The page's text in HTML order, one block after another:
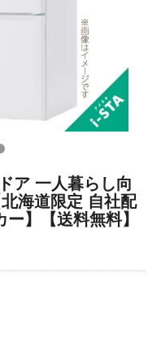
ア 一人暮らし向
海道限定 自社配
】【送料無料】